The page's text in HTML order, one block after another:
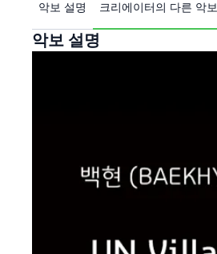
악보 설명 크리에이터의 다른 악보
악보 설명